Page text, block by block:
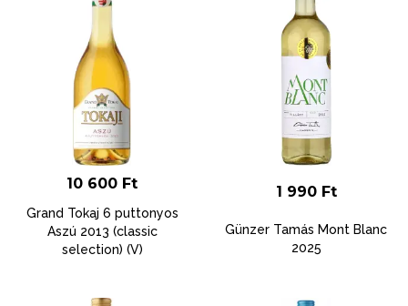
10 600 Ft
Grand Tokaj 6 puttonyos
Aszú 2013 (classic
selection) (V)
1 990 Ft
Günzer Tamás Mont Blanc
2025